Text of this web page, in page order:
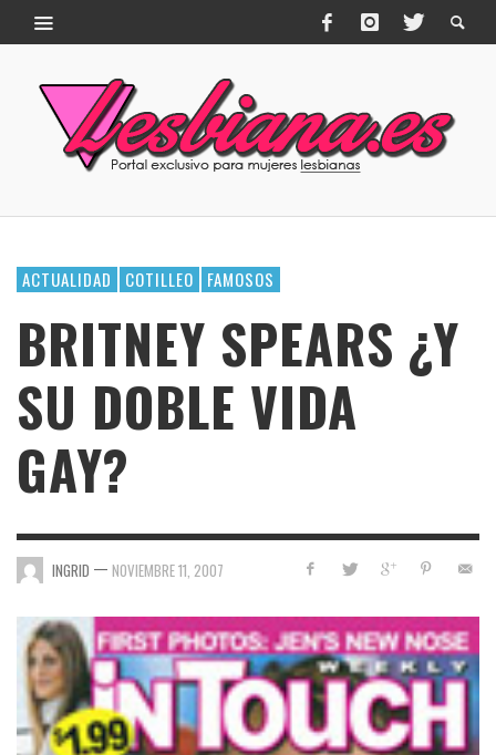
ACTUALIDAD COTILLEO FAMOSOS
BRITNEY SPEARS ¿Y
SU DOBLE VIDA
GAY?
INGRID — NOVIEMBRE 11, 2007